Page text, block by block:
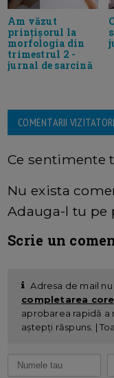
Am văzut
prințișorul la
morfologia din
trimestrul 2 -
jurnal de sarcină
COMENTARII VIZITATORI
Ce sentimente
Nu exista
Adauga-l tu pe
Scrie un
Adresa de mail
completarea
aprobarea rapidă a
aștepți răspuns. |